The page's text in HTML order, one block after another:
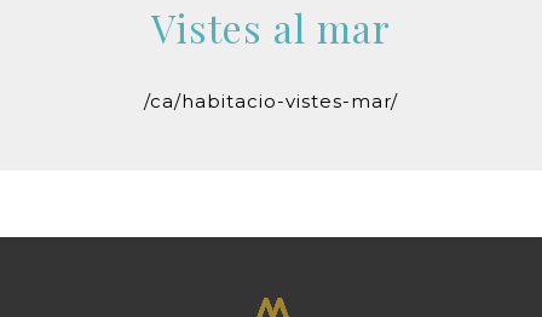
Vistes al mar
/ca/habitacio-vistes-mar/